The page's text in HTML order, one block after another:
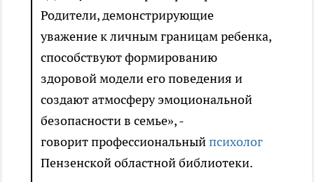
Родители, демонстрирующие
уважение к личным границам ребенка,
способствуют формированию
здоровой модели его поведения и
создают атмосферу эмоциональной
безопасности в семье», -
говорит профессиональныйпсихолог
Пензенской областной библиотеки.